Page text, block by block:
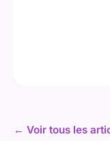
← Voir tous les